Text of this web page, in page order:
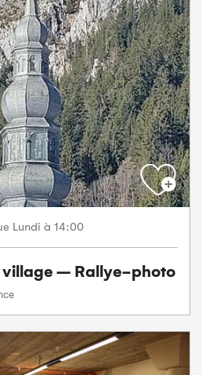
Lundi à 14:00
village – Rallye-photo